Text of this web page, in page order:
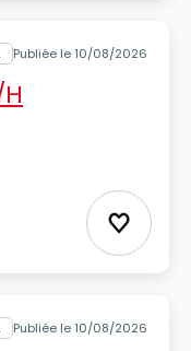
Publiée le 10/08/2026
Ajouter
Publiée le 10/08/2026